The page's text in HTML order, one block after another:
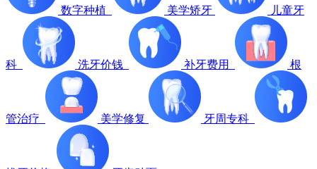
数字种植 美学矫牙 儿童牙
科 洗牙价钱 补牙费用 根
管治疗 美学修复 牙周专科